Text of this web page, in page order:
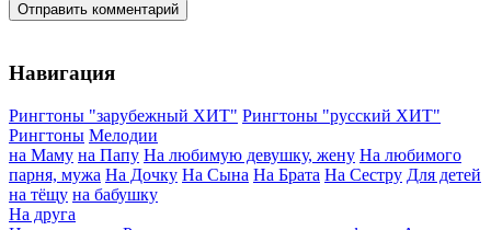
Отправить комментарий
Навигация
Рингтоны "зарубежный ХИТ" Рингтоны "русский ХИТ"
Рингтоны Мелодии
на Маму на Папу На любимую девушку, жену На любимого
парня, мужа На Дочку На Сына На Брата На Сестру Для детей
на тёщу на бабушку
На друга